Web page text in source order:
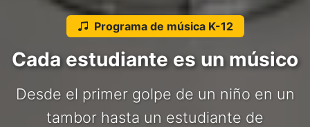
Programa de música K-12
Cada estudiante es un músico
Desde el primer golpe de un niño en un
tambor hasta un estudiante de